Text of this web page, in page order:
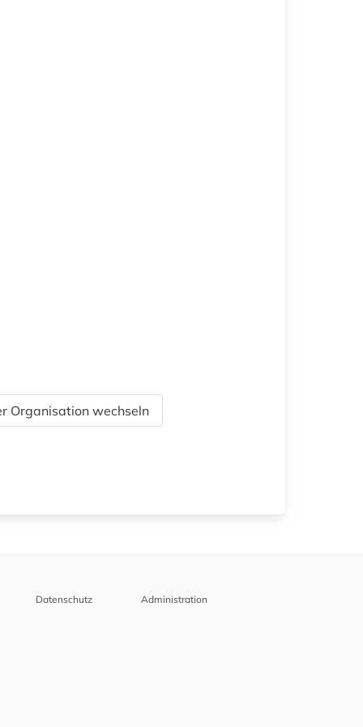
Organisation wechseln
Datenschutz Administration